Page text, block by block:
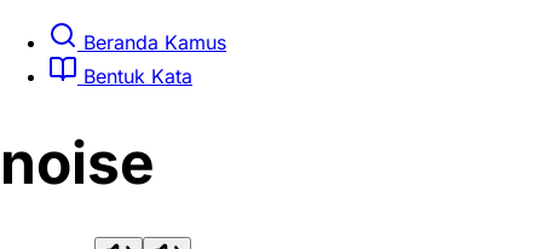
Beranda Kamus
Bentuk Kata
noise